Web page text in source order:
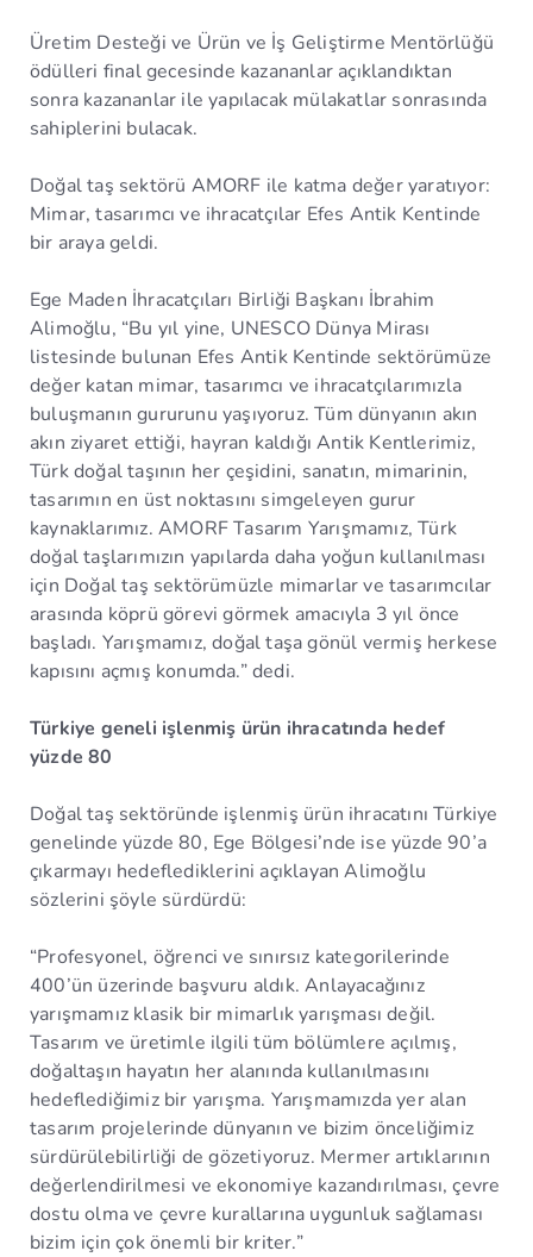
Üretim Desteği ve Ürün ve İş Geliştirme Mentörlüğü
ödülleri final gecesinde kazananlar açıklandıktan
sonra kazananlar ile yapılacak mülakatlar sonrasında
sahiplerini bulacak.
Doğal taş sektörü AMORF ile katma değer yaratıyor:
Mimar, tasarımcı ve ihracatçılar Efes Antik Kentinde
bir araya geldi.
Ege Maden İhracatçıları Birliği Başkanı İbrahim
Alimoğlu, “Bu yıl yine, UNESCO Dünya Mirası
listesinde bulunan Efes Antik Kentinde sektörümüze
değer katan mimar, tasarımcı ve ihracatçılarımızla
buluşmanın gururunu yaşıyoruz. Tüm dünyanın akın
akın ziyaret ettiği, hayran kaldığı Antik Kentlerimiz,
Türk doğal taşının her çeşidini, sanatın, mimarinin,
tasarımın en üst noktasını simgeleyen gurur
kaynaklarımız. AMORF Tasarım Yarışmamız, Türk
doğal taşlarımızın yapılarda daha yoğun kullanılması
için Doğal taş sektörümüzle mimarlar ve tasarımcılar
arasında köprü görevi görmek amacıyla 3 yıl önce
başladı. Yarışmamız, doğal taşa gönül vermiş herkese
kapısını açmış konumda.” dedi.
Türkiye geneli işlenmiş ürün ihracatında hedef
yüzde 80
Doğal taş sektöründe işlenmiş ürün ihracatını Türkiye
genelinde yüzde 80, Ege Bölgesi’nde ise yüzde 90’a
çıkarmayı hedeflediklerini açıklayan Alimoğlu
sözlerini şöyle sürdürdü:
“Profesyonel, öğrenci ve sınırsız kategorilerinde
400’ün üzerinde başvuru aldık. Anlayacağınız
yarışmamız klasik bir mimarlık yarışması değil.
Tasarım ve üretimle ilgili tüm bölümlere açılmış,
doğaltaşın hayatın her alanında kullanılmasını
hedeflediğimiz bir yarışma. Yarışmamızda yer alan
tasarım projelerinde dünyanın ve bizim önceliğimiz
sürdürülebilirliği de gözetiyoruz. Mermer artıklarının
değerlendirilmesi ve ekonomiye kazandırılması, çevre
dostu olma ve çevre kurallarına uygunluk sağlaması
bizim için çok önemli bir kriter.”